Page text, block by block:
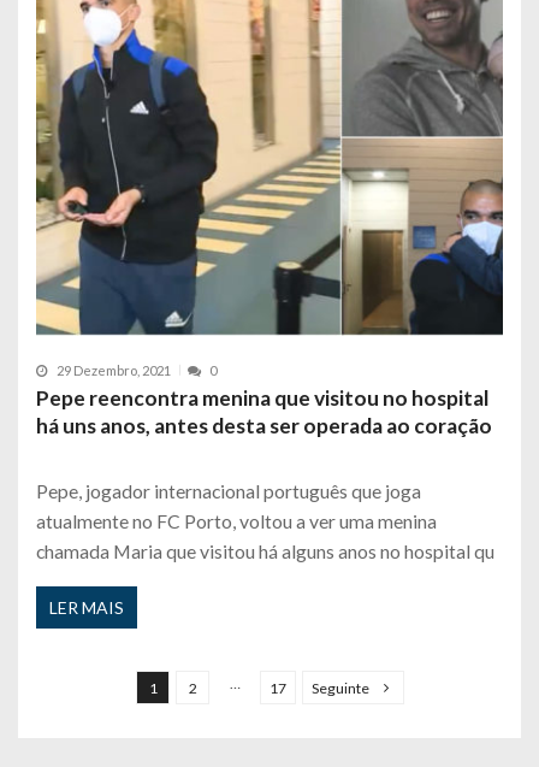
29 Dezembro, 2021 0
Pepe reencontra menina que visitou no hospital
há uns anos, antes desta ser operada ao coração
Pepe, jogador internacional português que joga
atualmente no FC Porto, voltou a ver uma menina
chamada Maria que visitou há alguns anos no hospital qu
LER MAIS
1 2 17 Seguinte